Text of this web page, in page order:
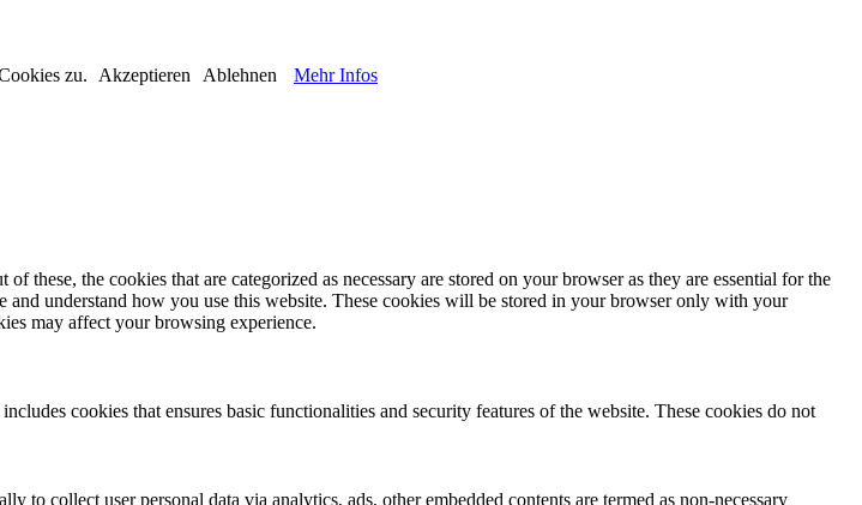
zu.
Akzeptieren Ablehnen Mehr Infos
the cookies that are categorized as necessary are stored on your browser as they are essential for the
understand how you use this website. These cookies will be stored in your browser only with your
may affect your browsing experience.
cookies that ensures basic functionalities and security features of the website. These cookies do not
collect user personal data via analytics, ads, other embedded contents are termed as non-necessary